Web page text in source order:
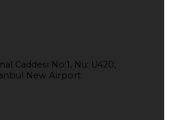
Caddesi No:1, Nu: U420,
New Airport